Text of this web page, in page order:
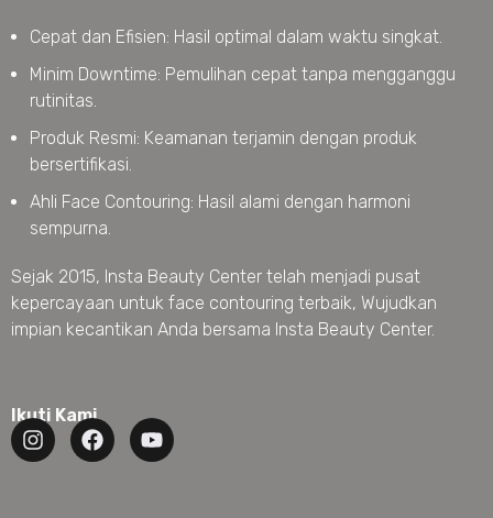
Cepat dan Efisien: Hasil optimal dalam waktu singkat.
Minim Downtime: Pemulihan cepat tanpa mengganggu
rutinitas.
Produk Resmi: Keamanan terjamin dengan produk
bersertifikasi.
Ahli Face Contouring: Hasil alami dengan harmoni
sempurna.
Sejak 2015, Insta Beauty Center telah menjadi pusat
kepercayaan untuk face contouring terbaik, Wujudkan
impian kecantikan Anda bersama Insta Beauty Center.
Ikuti Kami